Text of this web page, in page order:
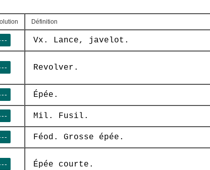
Définition
Vx. Lance, javelot.
Revolver.
Épée.
Mil. Fusil.
Féod. Grosse épée.
Épée courte.